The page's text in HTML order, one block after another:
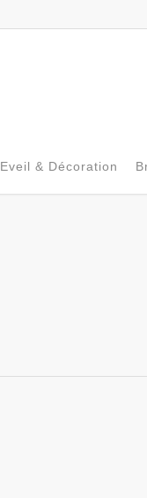
Eveil & Décoration